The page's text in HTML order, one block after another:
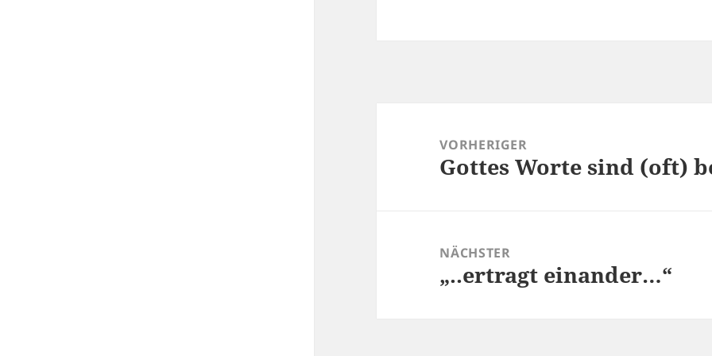
VORHERIGER
Vorheriger
Gottes Worte sind (oft)
NÄCHSTER
Nächster
„..ertragt einander…“